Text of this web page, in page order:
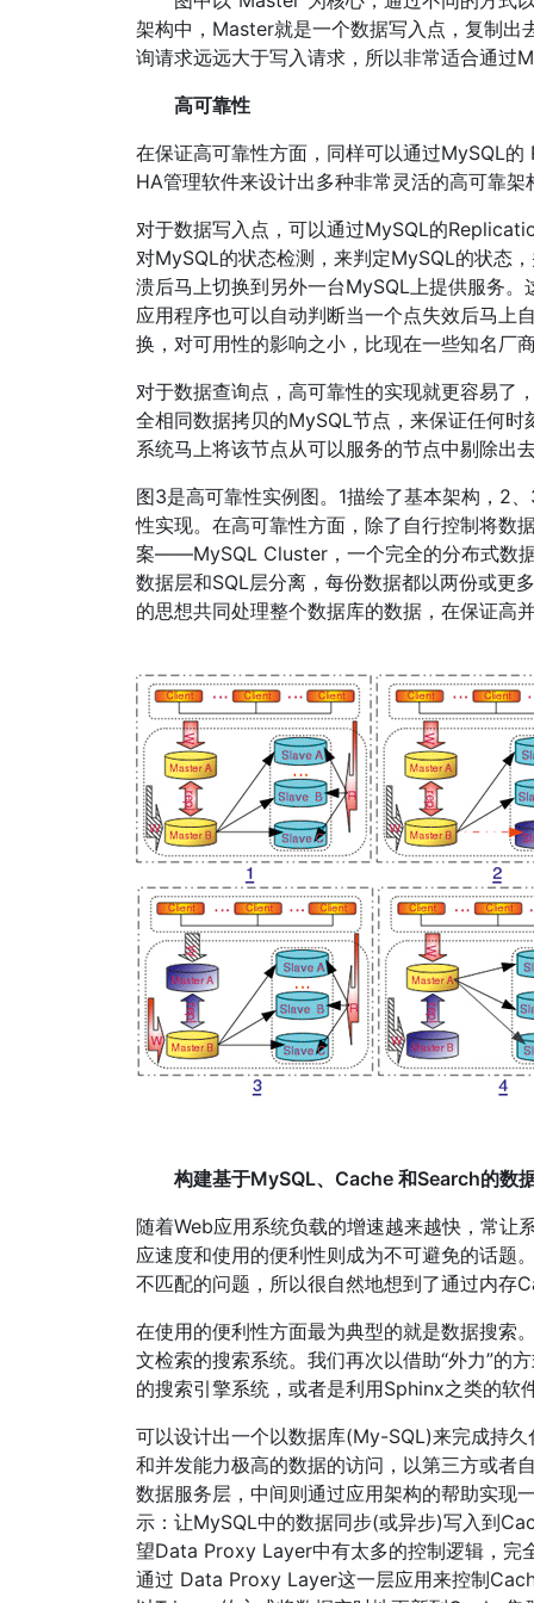
架构中，Master就是一个数据写入点，复制出
询请求远远大于写入请求，所以非常适合通过
高可靠性
在保证高可靠性方面，同样可以通过MySQL
HA管理软件来设计出多种非常灵活的高可靠架
对于数据写入点，可以通过MySQL的
对MySQL的状态检测，来判定MySQL的状态
溃后马上切换到另外一台MySQL上提供服务
应用程序也可以自动判断当一个点失效后马上
换，对可用性的影响之小，比现在一些知名厂
对于数据查询点，高可靠性的实现就更容易了
全相同数据拷贝的MySQL节点，来保证任何
系统马上将该节点从可以服务的节点中剔除出
图3是高可靠性实例图。1描绘了基本架构，2
性实现。在高可靠性方面，除了自行控制将数
案——MySQL Cluster，一个完全的分布式数
数据层和SQL层分离，每份数据都以两份或更
的思想共同处理整个数据库的数据，在保证高
构建基于MySQL、Cache 和Search的数
随着Web应用系统负载的增速越来越快，常让
应速度和使用的便利性则成为不可避免的话题
不匹配的问题，所以很自然地想到了通过内存
在使用的便利性方面最为典型的就是数据搜索
文检索的搜索系统。我们再次以借助“外力”的
的搜索引擎系统，或者是利用Sphinx之类的软
可以设计出一个以数据库(My-SQL)来完成持
和并发能力极高的数据的访问，以第三方或者
数据服务层，中间则通过应用架构的帮助实现
示：让MySQL中的数据同步(或异步)写入到
望Data Proxy Layer中有太多的控制逻辑，完
通过 Data Proxy Layer这一层应用来控制